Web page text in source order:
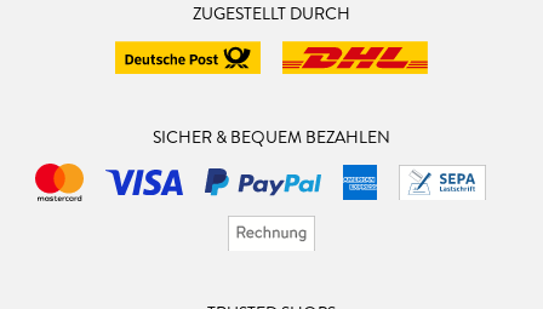
ZUGESTELLT DURCH
SICHER & BEQUEM BEZAHLEN